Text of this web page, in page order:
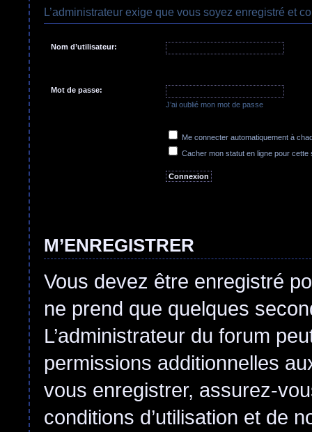
L’administrateur exige que vous soyez enregistré et
Nom d’utilisateur:
Mot de passe:
J’ai oublié mon mot de passe
Me connecter automatiquement à
Cacher mon statut en ligne pour cette
M’ENREGISTRER
Vous devez être enregistré
ne prend que quelques
L’administrateur du forum
permissions additionnelles
vous enregistrer, assurez-
conditions d’utilisation et de